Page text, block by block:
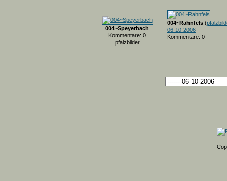
004~Speyerbach
Kommentare: 0
pfalzbilder
004~Rahnfels (
06-10-2006
Kommentare: 0